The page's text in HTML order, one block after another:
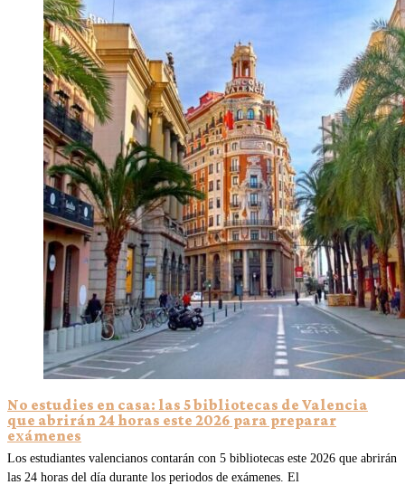
No estudies en casa: las 5 bibliotecas de Valencia
que abrirán 24 horas este 2026 para preparar
exámenes
Los estudiantes valencianos contarán con 5 bibliotecas este 2026 que abrirán
las 24 horas del día durante los periodos de exámenes. El